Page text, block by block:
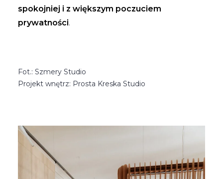
spokojniej i z większym poczuciem
prywatności.
Fot.: Szmery Studio
Projekt wnętrz: Prosta Kreska Studio